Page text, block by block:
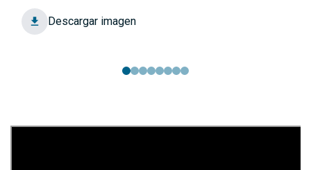
Descargar imagen